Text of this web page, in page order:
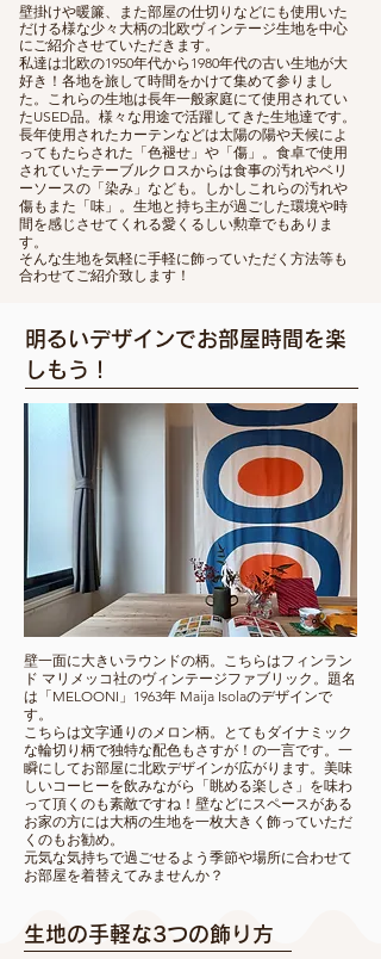
壁掛けや暖簾、また部屋の仕切りなどにも使用いた
だける様な少々大柄の北欧ヴィンテージ生地を中心
にご紹介させていただきます。
私達は北欧の1950年代から1980年代の古い生地が大
好き！各地を旅して時間をかけて集めて参りまし
た。これらの生地は長年一般家庭にて使用されてい
たUSED品。様々な用途で活躍してきた生地達です。
長年使用されたカーテンなどは太陽の陽や天候によ
ってもたらされた「色褪せ」や「傷」。食卓で使用
されていたテーブルクロスからは食事の汚れやベリ
ーソースの「染み」なども。しかしこれらの汚れや
傷もまた「味」。生地と持ち主が過ごした環境や時
間を感じさせてくれる愛くるしい勲章でもありま
す。
​そんな生地を気軽に手軽に飾っていただく方法等も
合わせてご紹介致します！
​明るいデザインでお部屋時間を楽
しもう！
​​壁一面に大きいラウンドの柄。こちらはフィンラン
ド マリメッコ社のヴィンテージファブリック。題名
は「MELOONI」1963年 Maija Isolaのデザインで
す。
こちらは文字通りのメロン柄。とてもダイナミック
な輪切り柄で独特な配色もさすが！の一言です。一
瞬にしてお部屋に北欧デザインが広がります。美味
しいコーヒーを飲みながら「眺める楽しさ」を味わ
って頂くのも素敵ですね！壁などにスペースがある
お家の方には大柄の生地を一枚大きく飾っていただ
くのもお勧め。
元気な気持ちで過ごせるよう季節や場所に合わせて
お部屋を着替えてみませんか？
​生地の手軽な3つの飾り方